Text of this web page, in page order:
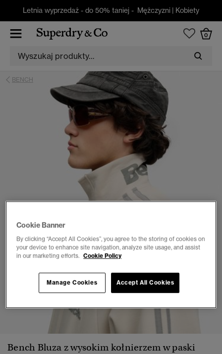
Letnia wyprzedaż - do 50% taniej - Mężczyzni | Kobiety
0
BENCH
1 2 3 4 5 6 7
Bench Bluza z wysokim kołnierzem w paski
Cookie Banner
By clicking “Accept All Cookies”, you agree to the storing of cookies on
your device to enhance site navigation, analyze site usage, and assist
in our marketing efforts. Cookie Policy
Accept All Cookies
Manage Cookies